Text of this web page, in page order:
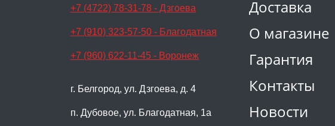
Доставка
О магазине
Гарантия
Контакты
Новости
+7 (4722) 78-31-78 - Дзгоева
+7 (910) 323-57-50 - Благодатная
+7 (960) 622-11-45 - Воронеж
г. Белгород, ул. Дзгоева, д. 4
п. Дубовое, ул. Благодатная, 1а